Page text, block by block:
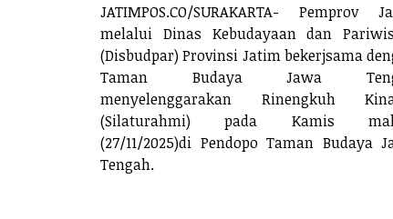
JATIMPOS.CO/SURAKARTA- Pemprov
melalui Dinas Kebudayaan dan
(Disbudpar) Provinsi Jatim bekerjsama
Taman Budaya Jawa
menyelenggarakan Rinengkuh
(Silaturahmi) pada Kamis
(27/11/2025)di Pendopo Taman Budaya
Tengah.